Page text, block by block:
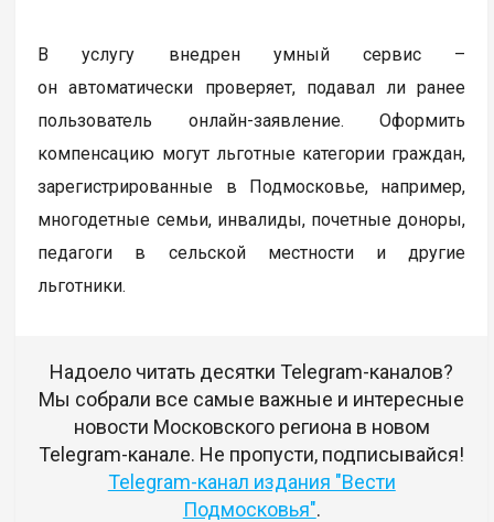
В услугу внедрен умный сервис –
он автоматически проверяет, подавал ли ранее
пользователь онлайн-заявление. Оформить
компенсацию могут льготные категории граждан,
зарегистрированные в Подмосковье, например,
многодетные семьи, инвалиды, почетные доноры,
педагоги в сельской местности и другие
льготники.
Надоело читать десятки Telegram-каналов?
Мы собрали все самые важные и интересные
новости Московского региона в новом
Telegram-канале. Не пропусти, подписывайся!
Telegram-канал издания "Вести
Подмосковья".